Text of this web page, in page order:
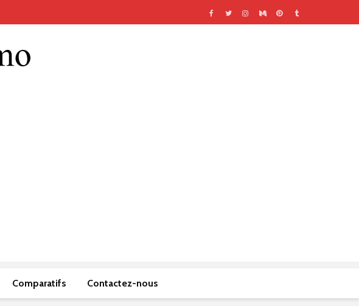
Comparatifs Contactez-nous